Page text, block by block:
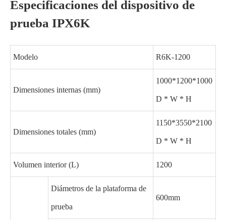
Especificaciones del dispositivo de
prueba IPX6K
Modelo R6K-1200
Dimensiones internas (mm)
1000*1200*1000
D * W * H
Dimensiones totales (mm)
1150*3550*2100
D * W * H
Volumen interior (L) 1200
Diámetros de la plataforma de
prueba
600mm